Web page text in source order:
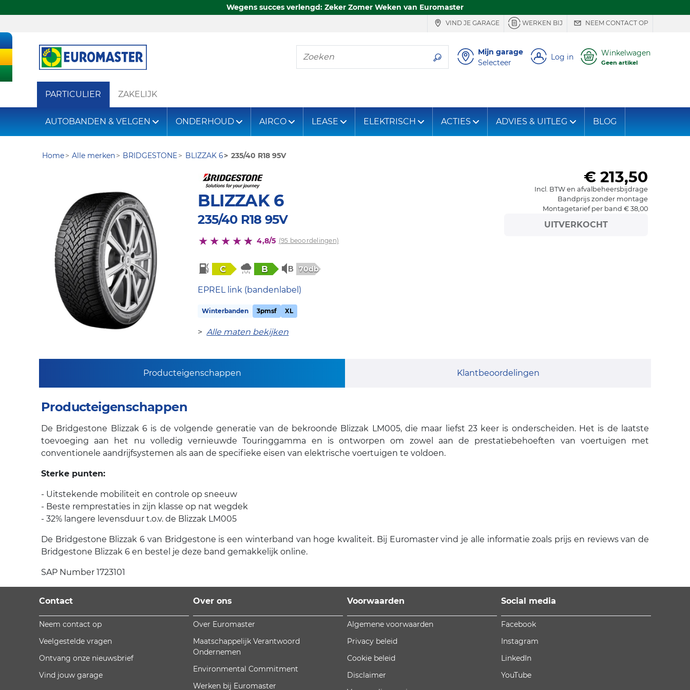
Wegens succes verlengd: Zeker Zomer Weken van Euromaster
VIND JE GARAGE WERKEN BIJ NEEM CONTACT OP
Zoeken
Mijn garage
Selecteer
Log in Winkelwagen
Geen artikel
PARTICULIER ZAKELIJK
AUTOBANDEN & VELGEN ONDERHOUD AIRCO LEASE ELEKTRISCH ACTIES ADVIES & UITLEG BLOG
Home Alle merken BRIDGESTONE BLIZZAK 6 235/40 R18 95V
BLIZZAK 6
235/40 R18 95V
4,8/5 (95 beoordelingen)
C B 70db
EPREL link (bandenlabel)
Winterbanden 3pmsf XL
>Alle maten bekijken
€ 213,50
Incl. BTW en afvalbeheersbijdrage
Bandprijs zonder montage
Montagetarief per band € 38,00
UITVERKOCHT
Producteigenschappen Klantbeoordelingen
Producteigenschappen
De Bridgestone Blizzak 6 is de volgende generatie van de bekroonde Blizzak LM005, die maar liefst 23 keer is onderscheiden. Het is de laatste
toevoeging aan het nu volledig vernieuwde Touringgamma en is ontworpen om zowel aan de prestatiebehoeften van voertuigen met
conventionele aandrijfsystemen als aan de specifieke eisen van elektrische voertuigen te voldoen.
Sterke punten:
- Uitstekende mobiliteit en controle op sneeuw
- Beste remprestaties in zijn klasse op nat wegdek
- 32% langere levensduur t.o.v. de Blizzak LM005
De Bridgestone Blizzak 6 van Bridgestone is een winterband van hoge kwaliteit. Bij Euromaster vind je alle informatie zoals prijs en reviews van de
Bridgestone Blizzak 6 en bestel je deze band gemakkelijk online.
SAP Number 1723101
Contact
Neem contact op
Veelgestelde vragen
Ontvang onze nieuwsbrief
Vind jouw garage
Over ons
Over Euromaster
Maatschappelijk Verantwoord
Ondernemen
Environmental Commitment
Werken bij Euromaster
Voorwaarden
Algemene voorwaarden
Privacy beleid
Cookie beleid
Disclaimer
Social media
Facebook
Instagram
LinkedIn
YouTube